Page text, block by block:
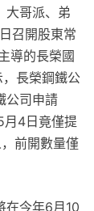
大哥派、弟
召開股東常
導的長榮國
長榮鋼鐵公
公司申請
4日竟僅提
前開數量僅
在今年6月10